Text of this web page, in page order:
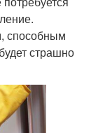
способным
страшно